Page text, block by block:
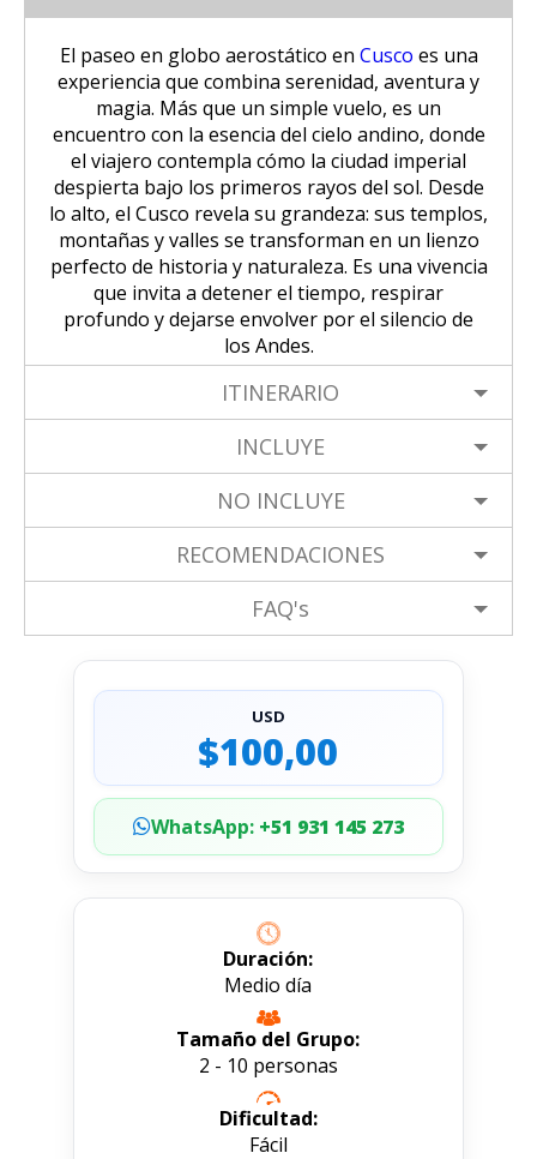
Amanecer en Cusco desde un Globo
Aerostático
Coloniales entre Sillar
Excursión a la Catarata de Pillones |
Naturaleza entre Rocas y Cascadas
Tour Chullpas de Sillustani desde
Puno
Tour Isla de los Uros, Amantaní y
Taquile
Tour Salar de Uyuni 2 Días / 1
La Paz | Ruta de la muerte en
bicicleta
Copacabana desde la Paz | Full day
Tiwanaku desde La Paz | Full day
Tour Camino Inca 1 Día / Trekking
Inolvidable a Machu Picchu
Tour Machu Picchu, Montaña de
Colores y Laguna Humantay 3 días
Tour Machu Picchu 1 Día / Desde
Cusco
Salkantay Trek 4D| Ruta Ancestral
hacia Machu Picchu
Salkantay Trek 4D| Ruta Ancestral
hacia Machu Picchu
Salkantay Trek 2D| Caminata
Montañas Glaciares y Selva Andina
PAQUETES TURÍSTICOS
Tour Perú: Lima – Arequipa – Cusco
Tour Machu Picchu 5Dias/4Noches
Tour Machu Picchu 4 Días/3Noches
Choquequirao Trek 4 dias 3 noches
BLOG
CONTACTANOS
El paseo en globo aerostático en Cusco es una
experiencia que combina serenidad, aventura y
magia. Más que un simple vuelo, es un
encuentro con la esencia del cielo andino, donde
el viajero contempla cómo la ciudad imperial
despierta bajo los primeros rayos del sol. Desde
lo alto, el Cusco revela su grandeza: sus templos,
montañas y valles se transforman en un lienzo
perfecto de historia y naturaleza. Es una vivencia
que invita a detener el tiempo, respirar
profundo y dejarse envolver por el silencio de
los Andes.
ITINERARIO
INCLUYE
NO INCLUYE
RECOMENDACIONES
FAQ's
USD
$100,00
WhatsApp:+51 931 145 273
Duración:
Medio día
Tamaño del Grupo:
2 - 10 personas
Dificultad:
Fácil